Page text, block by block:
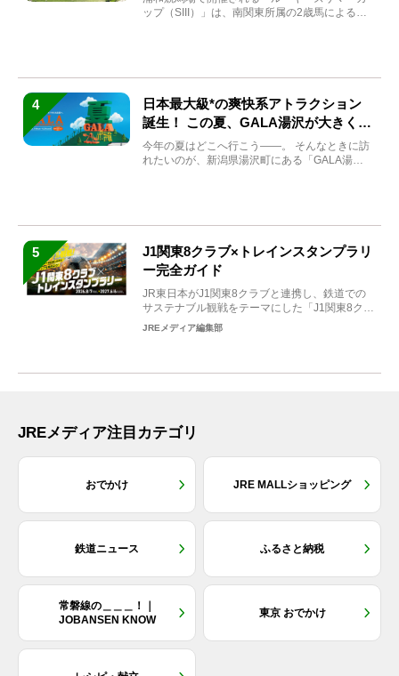
ップ（SIII）」は、南関東所属の2歳馬による注
4
日本最大級*の爽快系アトラクション
誕生！ この夏、GALA湯沢が大きく生
まれ変わる
今年の夏はどこへ行こう――。 そんなときに訪
れたいのが、新潟県湯沢町にある「GALA湯
5
J1関東8クラブ×トレインスタンプラリ
ー完全ガイド
JR東日本がJ1関東8クラブと連携し、鉄道での
サステナブル観戦をテーマにした「J1関東8クラ
ブ×トレイン...
JREメディア編集部
JREメディア注目カテゴリ
おでかけ JRE MALLショッピング
鉄道ニュース ふるさと納税
常磐線の＿＿＿！｜
JOBANSEN KNOW
東京 おでかけ